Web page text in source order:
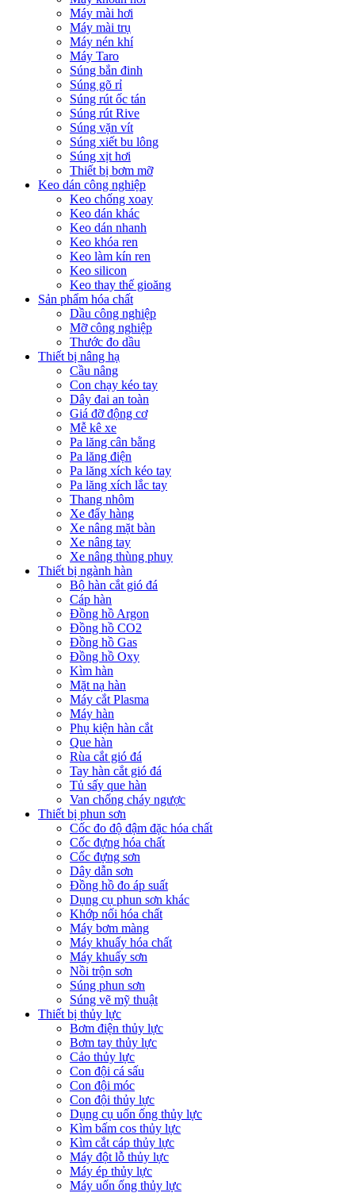
Máy mài hơi
Máy mài trụ
Máy nén khí
Máy Taro
Súng bắn đinh
Súng gõ rỉ
Súng rút ốc tán
Súng rút Rive
Súng vặn vít
Súng xiết bu lông
Súng xịt hơi
Thiết bị bơm mỡ
Keo dán công nghiệp
Keo chống xoay
Keo dán khác
Keo dán nhanh
Keo khóa ren
Keo làm kín ren
Keo silicon
Keo thay thế gioăng
Sản phẩm hóa chất
Dầu công nghiệp
Mỡ công nghiệp
Thước đo dầu
Thiết bị nâng hạ
Cầu nâng
Con chạy kéo tay
Dây đai an toàn
Giá đỡ động cơ
Mễ kê xe
Pa lăng cân bằng
Pa lăng điện
Pa lăng xích kéo tay
Pa lăng xích lắc tay
Thang nhôm
Xe đẩy hàng
Xe nâng mặt bàn
Xe nâng tay
Xe nâng thùng phuy
Thiết bị ngành hàn
Bộ hàn cắt gió đá
Cáp hàn
Đồng hồ Argon
Đồng hồ CO2
Đồng hồ Gas
Đồng hồ Oxy
Kìm hàn
Mặt nạ hàn
Máy cắt Plasma
Máy hàn
Phụ kiện hàn cắt
Que hàn
Rùa cắt gió đá
Tay hàn cắt gió đá
Tủ sấy que hàn
Van chống cháy ngược
Thiết bị phun sơn
Cốc đo độ đậm đặc hóa chất
Cốc đựng hóa chất
Cốc đựng sơn
Dây dẫn sơn
Đồng hồ đo áp suất
Dụng cụ phun sơn khác
Khớp nối hóa chất
Máy bơm màng
Máy khuấy hóa chất
Máy khuấy sơn
Nồi trộn sơn
Súng phun sơn
Súng vẽ mỹ thuật
Thiết bị thủy lực
Bơm điện thủy lực
Bơm tay thủy lực
Cảo thủy lực
Con đội cá sấu
Con đội móc
Con đội thủy lực
Dụng cụ uốn ống thủy lực
Kìm bấm cos thủy lực
Kìm cắt cáp thủy lực
Máy đột lỗ thủy lực
Máy ép thủy lực
Máy uốn ống thủy lực